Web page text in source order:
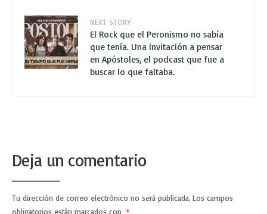
NEXT STORY
El Rock que el Peronismo no sabía
que tenía. Una invitación a pensar
en Apóstoles, el podcast que fue a
buscar lo que faltaba.
Deja un comentario
Tu dirección de correo electrónico no será publicada. Los campos
obligatorios están marcados con *